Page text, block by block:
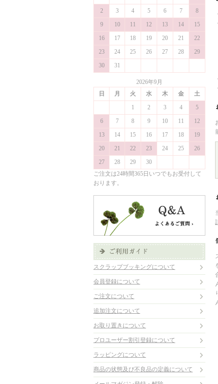
2
3 4 5 6 7
8
9
10 11 12 13 14
15
16
17 18 19 20 21
22
23
24 25 26 27 28
29
30
31
2026年9月
日
月 火 水 木 金
土
1
2 3 4
5
6
7 8 9 10 11
12
13
14 15 16 17 18
19
20
21 22 23 24 25
26
27
28 29
30
ご注文は24時間365日いつでもお受付して
おります。
スクラップブッキングについて
会員登録について
ご注文について
追加注文について
お取り置きについて
プロユーザー割引登録について
ラッピングについて
商品の状態及び不良品の定義について